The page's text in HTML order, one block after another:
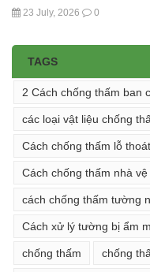
23 July, 2026 0
TAGS
2 Cách chống thấm ban
các loại vật liệu chống
Cách chống thấm lỗ
Cách chống thấm nhà vệ
cách chống thấm tường
Cách xử lý tường bị ẩm
chống thấm chống